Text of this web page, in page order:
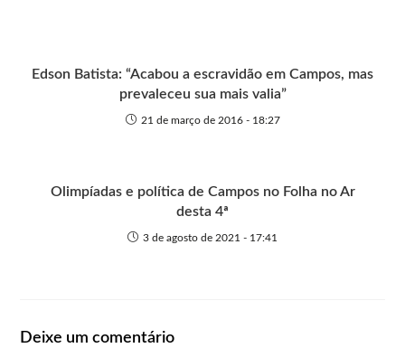
Edson Batista: “Acabou a escravidão em Campos, mas
prevaleceu sua mais valia”
21 de março de 2016 - 18:27
Olimpíadas e política de Campos no Folha no Ar
desta 4ª
3 de agosto de 2021 - 17:41
Deixe um comentário